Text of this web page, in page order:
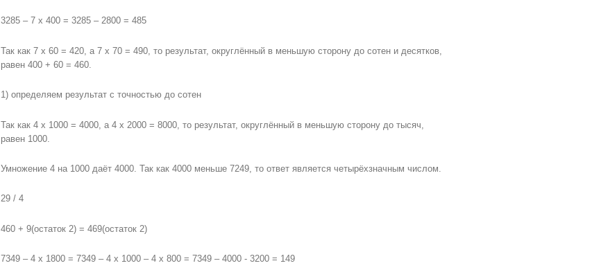
3285 – 7 x 400 = 3285 – 2800 = 485
Так как 7 x 60 = 420, а 7 x 70 = 490, то результат, округлённый в меньшую сторону до сотен и десятков,
равен 400 + 60 = 460.
1) определяем результат с точностью до сотен
Так как 4 x 1000 = 4000, а 4 x 2000 = 8000, то результат, округлённый в меньшую сторону до тысяч,
равен 1000.
Умножение 4 на 1000 даёт 4000. Так как 4000 меньше 7249, то ответ является четырёхзначным числом.
29 / 4
460 + 9(остаток 2) = 469(остаток 2)
7349 – 4 x 1800 = 7349 – 4 x 1000 – 4 x 800 = 7349 – 4000 - 3200 = 149